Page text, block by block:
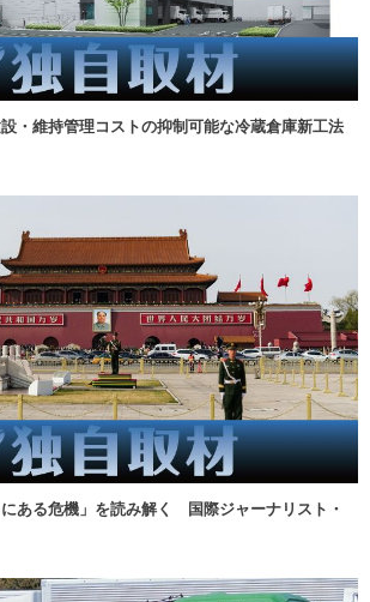
設・維持管理コストの抑制可能な冷蔵倉庫新工法
にある危機」を読み解く 国際ジャーナリスト・